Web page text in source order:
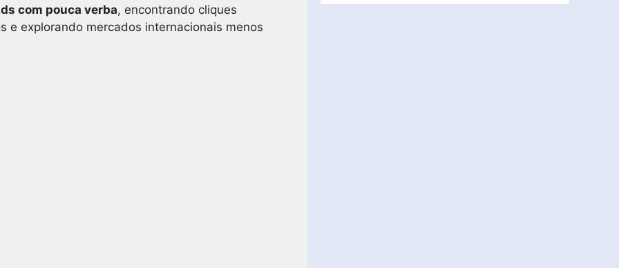
com pouca verba, encontrando cliques
e explorando mercados internacionais menos